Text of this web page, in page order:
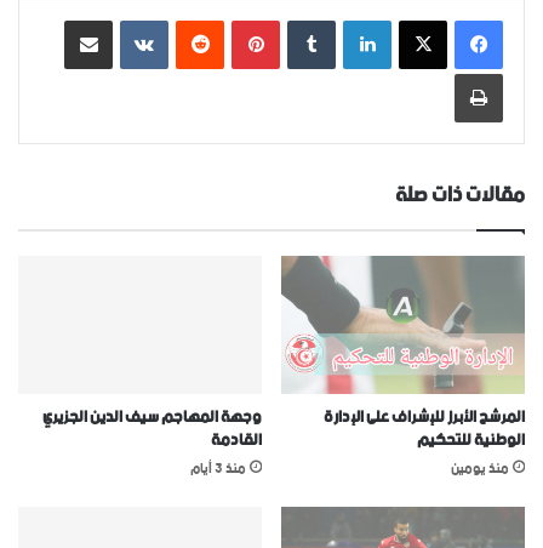
لينكدإن بينتيريست ‏VKontakte
طباعة
مقالات ذات صلة
المرشح الأبرز للإشراف على الإدارة
الوطنية للتحكيم
منذ يومين
وجهة المهاجم سيف الدين الجزيري
القادمة
منذ 3 أيام